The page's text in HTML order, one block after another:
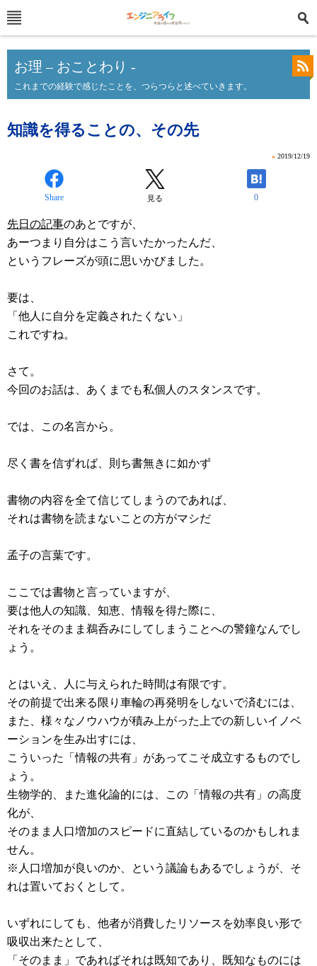
お理 – おことわり -
これまでの経験で感じたことを、つらつらと述べていきます。
知識を得ることの、その先
» 2019/12/19
Share 見る 0
先日の記事のあとですが、
あーつまり自分はこう言いたかったんだ、
というフレーズが頭に思いかびました。
要は、
「他人に自分を定義されたくない」
これですね。
さて。
今回のお話は、あくまでも私個人のスタンスです。
では、この名言から。
尽く書を信ずれば、則ち書無きに如かず
書物の内容を全て信じてしまうのであれば、
それは書物を読まないことの方がマシだ
孟子の言葉です。
ここでは書物と言っていますが、
要は他人の知識、知恵、情報を得た際に、
それをそのまま鵜呑みにしてしまうことへの警鐘なんでし
ょう。
とはいえ、人に与えられた時間は有限です。
その前提で出来る限り車輪の再発明をしないで済むには、
また、様々なノウハウが積み上がった上での新しいイノベ
ーションを生み出すには、
こういった「情報の共有」があってこそ成立するものでし
ょう。
生物学的、また進化論的には、この「情報の共有」の高度
化が、
そのまま人口増加のスピードに直結しているのかもしれま
せん。
※人口増加が良いのか、という議論もあるでしょうが、そ
れは置いておくとして。
いずれにしても、他者が消費したリソースを効率良い形で
吸収出来たとして、
「そのまま」であればそれは既知であり、既知なものには